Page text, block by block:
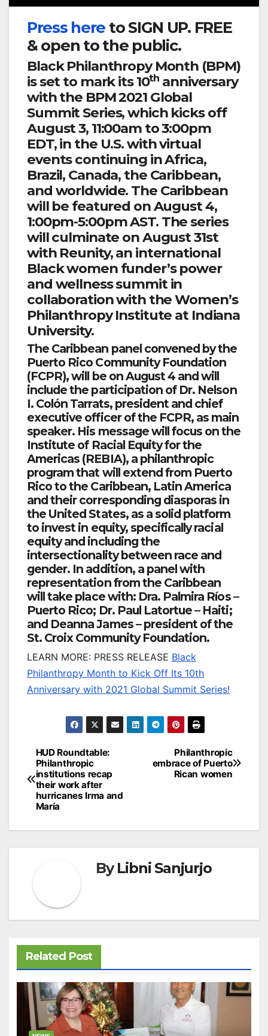
Press here to SIGN UP. FREE
& open to the public.
Black Philanthropy Month (BPM)
is set to mark its 10th anniversary
with the BPM 2021 Global
Summit Series, which kicks off
August 3, 11:00am to 3:00pm
EDT, in the U.S. with virtual
events continuing in Africa,
Brazil, Canada, the Caribbean,
and worldwide. The Caribbean
will be featured on August 4,
1:00pm-5:00pm AST. The series
will culminate on August 31st
with Reunity, an international
Black women funder’s power
and wellness summit in
collaboration with the Women’s
Philanthropy Institute at Indiana
University.
The Caribbean panel convened by the
Puerto Rico Community Foundation
(FCPR), will be on August 4 and will
include the participation of Dr. Nelson
I. Colón Tarrats, president and chief
executive officer of the FCPR, as main
speaker. His message will focus on the
Institute of Racial Equity for the
Americas (REBIA), a philanthropic
program that will extend from Puerto
Rico to the Caribbean, Latin America
and their corresponding diasporas in
the United States, as a solid platform
to invest in equity, specifically racial
equity and including the
intersectionality between race and
gender. In addition, a panel with
representation from the Caribbean
will take place with: Dra. Palmira Ríos–
Puerto Rico; Dr. Paul Latortue– Haiti;
and Deanna James– president of the
St. Croix Community Foundation.
LEARN MORE: PRESS RELEASE Black
Philanthropy Month to Kick Off Its 10th
Anniversary with 2021 Global Summit Series!
Navegación
de
entradas
Philanthropic
embrace of Puerto
Rican women
HUD Roundtable:
Philanthropic
institutions recap
their work after
hurricanes Irma and
María
ByLibni Sanjurjo
Related Post